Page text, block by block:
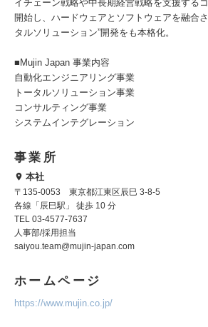
イチェーン戦略や中長期経営戦略を支援する
開始し、ハードウェアとソフトウェアを融合
タルソリューション”開発をも本格化。
■Mujin Japan 事業内容
自動化エンジニアリング事業
トータルソリューション事業
コンサルティング事業
システムインテグレーション
事業所
本社
〒135-0053 東京都江東区辰巳 3-8-5
各線「辰巳駅」 徒歩 10 分
TEL 03-4577-7637
人事部/採用担当
saiyou.team@mujin-japan.com
ホームページ
https://www.mujin.co.jp/